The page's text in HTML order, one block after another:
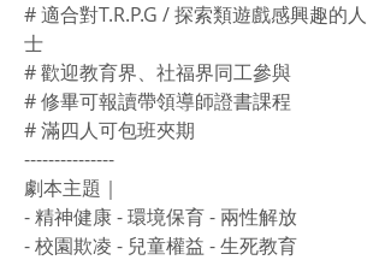
# 適合對T.R.P.G / 探索類遊戲感興趣的人
士
# 歡迎教育界、社福界同工參與
# 修畢可報讀帶領導師證書課程
# 滿四人可包班夾期
---------------
劇本主題｜
- 精神健康 - 環境保育 - 兩性解放
- 校園欺凌 - 兒童權益 - 生死教育